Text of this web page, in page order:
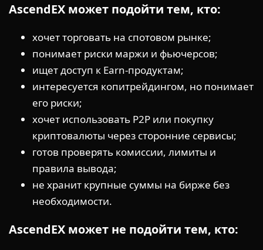
AscendEX может подойти тем, кто:
хочет торговать на спотовом рынке;
понимает риски маржи и фьючерсов;
ищет доступ к Earn-продуктам;
интересуется копитрейдингом, но понимает
его риски;
хочет использовать P2P или покупку
криптовалюты через сторонние сервисы;
готов проверять комиссии, лимиты и
правила вывода;
не хранит крупные суммы на бирже без
необходимости.
AscendEX может не подойти тем, кто: